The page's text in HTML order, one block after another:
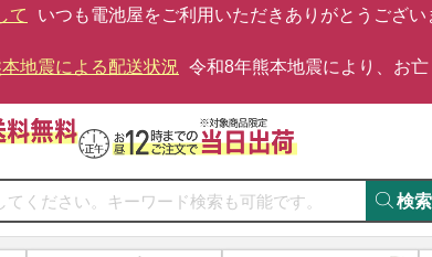
て
いつも電池屋をご利用いただきありがとうござ
本地震による配送状況 令和8年熊本地震により、お
検索